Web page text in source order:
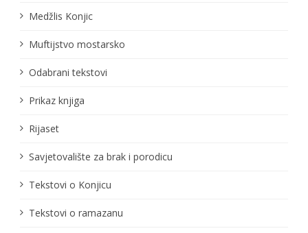
Medžlis Konjic
Muftijstvo mostarsko
Odabrani tekstovi
Prikaz knjiga
Rijaset
Savjetovalište za brak i porodicu
Tekstovi o Konjicu
Tekstovi o ramazanu